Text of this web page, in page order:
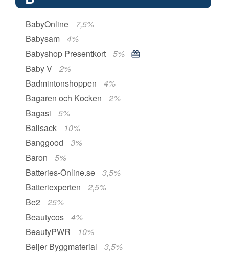
BabyOnline
7,5%
Babysam
4%
Babyshop Presentkort
5%
Baby V
2%
Badmintonshoppen
4%
Bagaren och Kocken
2%
Bagasi
5%
Ballsack
10%
Banggood
3%
Baron
5%
Batteries-Online.se
3,5%
Batteriexperten
2,5%
Be2
25%
Beautycos
4%
BeautyPWR
10%
Beijer Byggmaterial
3,5%